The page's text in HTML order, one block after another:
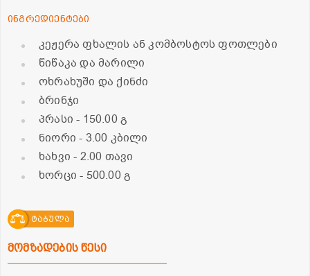
ინგრედიენტები
კეჟერა ფხალის ან კომბოსტოს ფოთლები
წიწაკა და მარილი
ოხრახუში და ქინძი
ბრინჯი
პრასი- 150.00 გ
ნიორი- 3.00 კბილი
ხახვი- 2.00 თავი
ხორცი- 500.00 გ
ტაბულა
მომზადების წესი